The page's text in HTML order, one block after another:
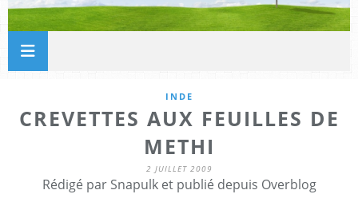
INDE
CREVETTES AUX FEUILLES DE
METHI
2 JUILLET 2009
Rédigé par Snapulk et publié depuis Overblog